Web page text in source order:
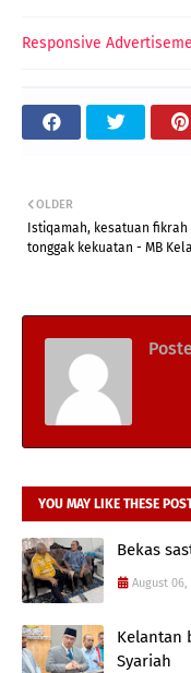
Responsive
OLDER
Istiqamah, kesatuan fikrah
tonggak kekuatan - MB
YOU MAY LIKE THESE
Bekas
August 06,
Kelantan
Syariah